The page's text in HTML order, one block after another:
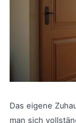
Das eigene
man sich